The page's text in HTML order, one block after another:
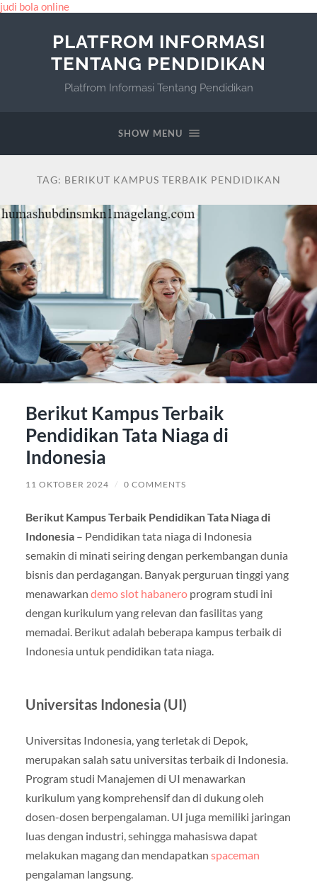
judi bola online
PLATFROM INFORMASI
TENTANG PENDIDIKAN
Platfrom Informasi Tentang Pendidikan
SHOW MENU
TAG: BERIKUT KAMPUS TERBAIK PENDIDIKAN
Berikut Kampus Terbaik
Pendidikan Tata Niaga di
Indonesia
11 OKTOBER 2024 / 0 COMMENTS
Berikut Kampus Terbaik Pendidikan Tata Niaga di
Indonesia– Pendidikan tata niaga di Indonesia
semakin di minati seiring dengan perkembangan dunia
bisnis dan perdagangan. Banyak perguruan tinggi yang
menawarkan demo slot habaneroprogram studi ini
dengan kurikulum yang relevan dan fasilitas yang
memadai. Berikut adalah beberapa kampus terbaik di
Indonesia untuk pendidikan tata niaga.
Universitas Indonesia (UI)
Universitas Indonesia, yang terletak di Depok,
merupakan salah satu universitas terbaik di Indonesia.
Program studi Manajemen di UI menawarkan
kurikulum yang komprehensif dan di dukung oleh
dosen-dosen berpengalaman. UI juga memiliki jaringan
luas dengan industri, sehingga mahasiswa dapat
melakukan magang dan mendapatkan spaceman
pengalaman langsung.